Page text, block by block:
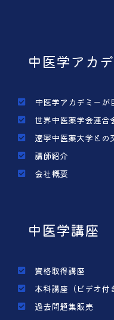
中医学アカ
中医学アカデミーが
世界中医薬学会連合
遼寧中医薬大学との
講師紹介
会社概要
中医学講座
資格取得講座
本科講座（ビデオ付
過去問題集販売